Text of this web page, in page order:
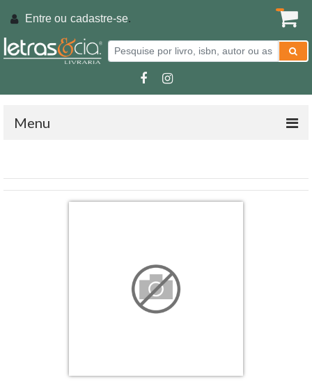
Entre ou cadastre-se.
Menu